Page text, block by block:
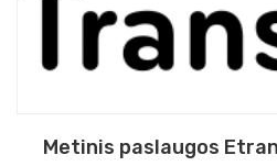
Metinis paslaugos